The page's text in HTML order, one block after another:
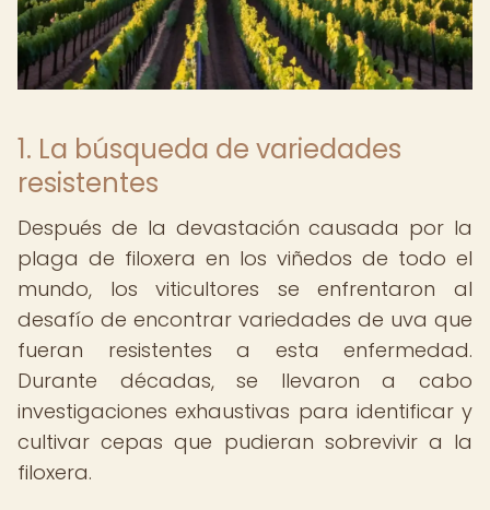
1. La búsqueda de variedades
resistentes
Después de la devastación causada por la
plaga de filoxera en los viñedos de todo el
mundo, los viticultores se enfrentaron al
desafío de encontrar variedades de uva que
fueran resistentes a esta enfermedad.
Durante décadas, se llevaron a cabo
investigaciones exhaustivas para identificar y
cultivar cepas que pudieran sobrevivir a la
filoxera.